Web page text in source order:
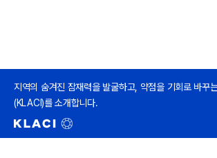
지역의 숨겨진 잠재력을 발굴하고, 약점을 기회로 바꾸
(KLACI)를 소개합니다.